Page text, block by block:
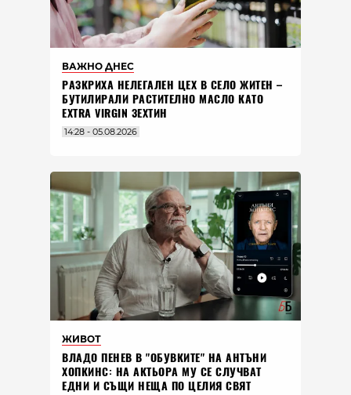
ВАЖНО ДНЕС
РАЗКРИХА НЕЛЕГАЛЕН ЦЕХ В СЕЛО ЖИТЕН –
БУТИЛИРАЛИ РАСТИТЕЛНО МАСЛО КАТО
EXTRA VIRGIN ЗЕХТИН
14:28 - 05.08.2026
ЖИВОТ
ВЛАДO ПЕНЕВ В "ОБУВКИТЕ" НА АНТЪНИ
ХОПКИНС: НА АКТЬОРА МУ СЕ СЛУЧВАТ
ЕДНИ И СЪЩИ НЕЩА ПО ЦЕЛИЯ СВЯТ